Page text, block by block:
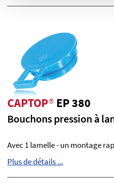
CAPTOP®EP 380
Bouchons pression à
Avec 1 lamelle - un montage
Plus de détails ...